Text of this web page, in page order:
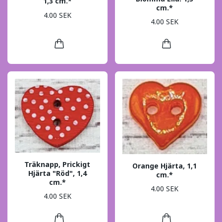
4.00 SEK
cm.*
4.00 SEK
Träknapp, Prickigt
Hjärta "Röd", 1,4
cm.*
4.00 SEK
Orange Hjärta, 1,1
cm.*
4.00 SEK